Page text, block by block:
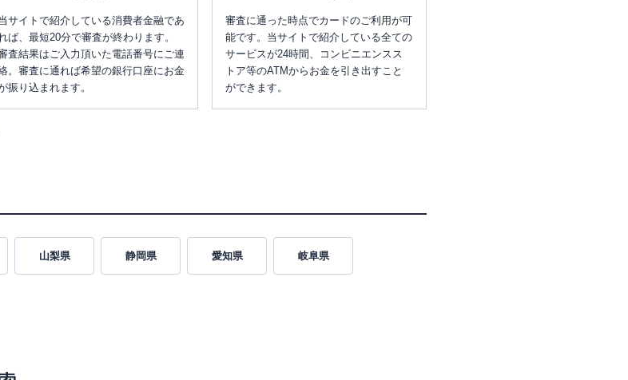
サイトで紹介している消費者金融であ
ば、最短20分で審査が終わります。
査結果はご入力頂いた電話番号にご連
。審査に通れば希望の銀行口座にお金
振り込まれます。
審査に通った時点でカードのご利用が可
能です。当サイトで紹介している全ての
サービスが24時間、コンビニエンスス
トア等のATMからお金を引き出すこと
ができます。
山梨県 静岡県 愛知県 岐阜県